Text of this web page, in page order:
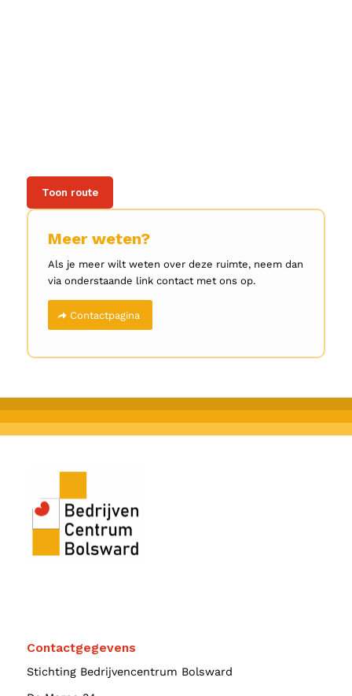
Toon route
Meer weten?
Als je meer wilt weten over deze ruimte, neem dan
via onderstaande link contact met ons op.
Contactpagina
Contactgegevens
Stichting Bedrijvencentrum Bolsward